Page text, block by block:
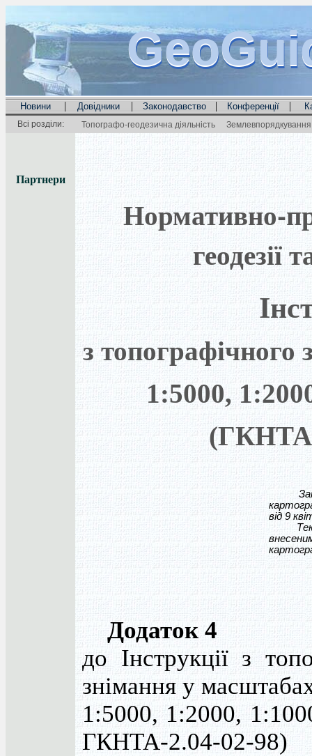
Новини | Довідники | Законодавство | Конференції |
Всі розділи: Топографо-геодезична діяльність
Партнери
Нормативно-
геодезії
з
1:5000,
від 9
Текст
Додаток 4
до Інструкції з
знімання у
1:5000, 1:2000,
ГКНТА-2.04-02-98)